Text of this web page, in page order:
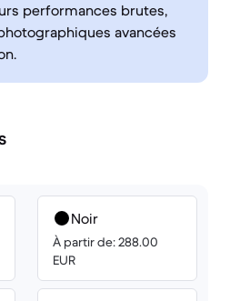
performances brutes,
avancées
Noir
À partir de: 288.00
EUR